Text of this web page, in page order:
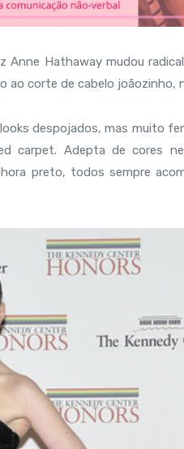
Hathaway mudou
ao corte de cabelo joãozinho,
despojados, mas muito
carpet. Adepta de cores
preto, todos sempre